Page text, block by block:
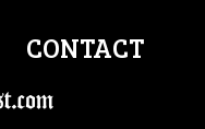
CONTACT